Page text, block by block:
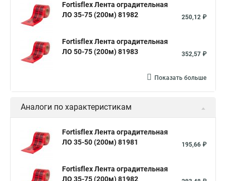
Fortisflex Лента оградительная
ЛО 35-75 (200м) 81982
250,12 ₽
Fortisflex Лента оградительная
ЛО 50-75 (200м) 81983
352,57 ₽
Показать больше
Аналоги по характеристикам
Fortisflex Лента оградительная
ЛО 35-50 (200м) 81981
195,66 ₽
Fortisflex Лента оградительная
ЛО 35-75 (200м) 81982